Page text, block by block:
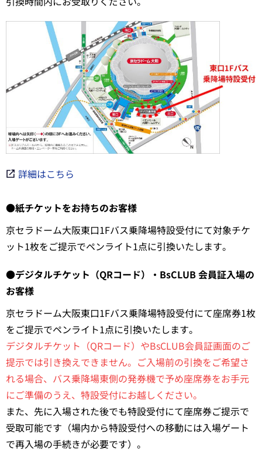
詳細はこちら
●紙チケットをお持ちのお客様
京セラドーム大阪東口1Fバス乗降場特設受付にて対象チケ
ット1枚をご提示でペンライト1点に引換いたします。
●デジタルチケット（QRコード）・BsCLUB 会員証入場の
お客様
京セラドーム大阪東口1Fバス乗降場特設受付にて座席券1枚
をご提示でペンライト1点に引換いたします。
デジタルチケット（QRコード）やBsCLUB会員証画面のご
提示では引き換えできません。ご入場前の引換をご希望さ
れる場合、バス乗降場東側の発券機で予め座席券をお手元
にご準備のうえ、特設受付にお越しください。
また、先に入場された後でも特設受付にて座席券ご提示で
受取可能です（場内から特設受付への移動には入場ゲート
で再入場の手続きが必要です）。